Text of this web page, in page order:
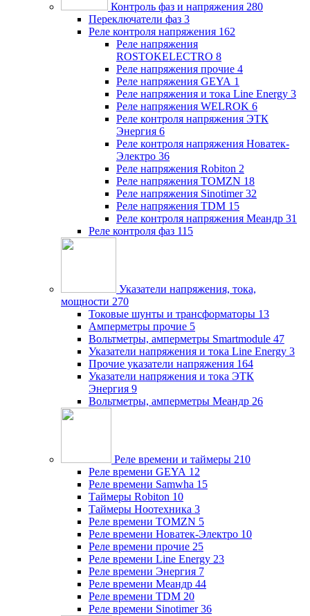
Контроль фаз и напряжения 280
Переключатели фаз 3
Реле контроля напряжения 162
Реле напряжения
ROSTOKELECTRO 8
Реле напряжения прочие 4
Реле напряжения GEYA 1
Реле напряжения и тока Line Energy 3
Реле напряжения WELROK 6
Реле контроля напряжения ЭТК
Энергия 6
Реле контроля напряжения Новатек-
Электро 36
Реле напряжения Robiton 2
Реле напряжения TOMZN 18
Реле напряжения Sinotimer 32
Реле напряжения TDM 15
Реле контроля напряжения Меандр 31
Реле контроля фаз 115
Указатели напряжения, тока,
мощности 270
Токовые шунты и трансформаторы 13
Амперметры прочие 5
Вольтметры, амперметры Smartmodule 47
Указатели напряжения и тока Line Energy 3
Прочие указатели напряжения 164
Указатели напряжения и тока ЭТК
Энергия 9
Вольтметры, амперметры Меандр 26
Реле времени и таймеры 210
Реле времени GEYA 12
Реле времени Samwha 15
Таймеры Robiton 10
Таймеры Ноотехника 3
Реле времени TOMZN 5
Реле времени Новатек-Электро 10
Реле времени прочие 25
Реле времени Line Energy 23
Реле времени Энергия 7
Реле времени Меандр 44
Реле времени TDM 20
Реле времени Sinotimer 36